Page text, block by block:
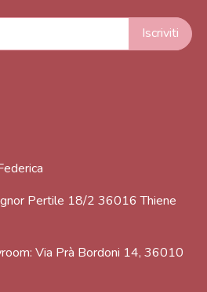
Pertile 18/2 36016 Thiene
Via Prà Bordoni 14, 36010